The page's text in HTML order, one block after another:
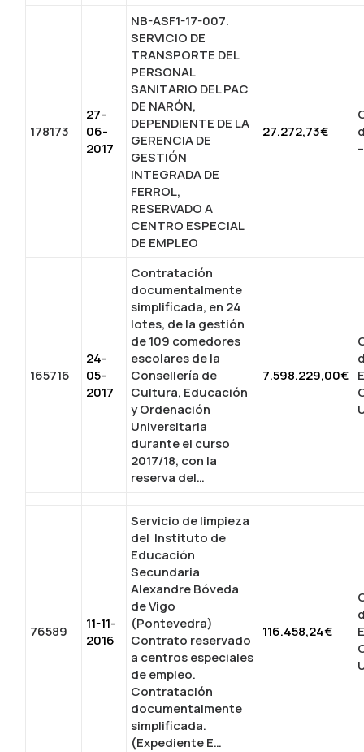
178173
27-
06-
2017
NB-ASF1-17-007.
SERVICIO DE
TRANSPORTE DEL
PERSONAL
SANITARIO DEL PAC
DE NARÓN,
DEPENDIENTE DE LA
GERENCIA DE
GESTIÓN
INTEGRADA DE
FERROL,
RESERVADO A
CENTRO ESPECIAL
DE EMPLEO
27.272,73€
165716
24-
05-
2017
Contratación
documentalmente
simplificada, en 24
lotes, de la gestión
de 109 comedores
escolares de la
Consellería de
Cultura, Educación
y Ordenación
Universitaria
durante el curso
2017/18, con la
reserva del…
7.598.229,00€
76589
11-11-
2016
Servicio de limpieza
del Instituto de
Educación
Secundaria
Alexandre Bóveda
de Vigo
(Pontevedra)
Contrato reservado
a centros especiales
de empleo.
Contratación
documentalmente
simplificada.
(Expediente E…
116.458,24€